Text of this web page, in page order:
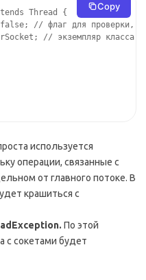
Thread {
// флаг для проверки,
// экземпляр класса
Copy
используется
операции, связанные с
от главного потоке. В
крашиться с
По этой
с сокетами будет